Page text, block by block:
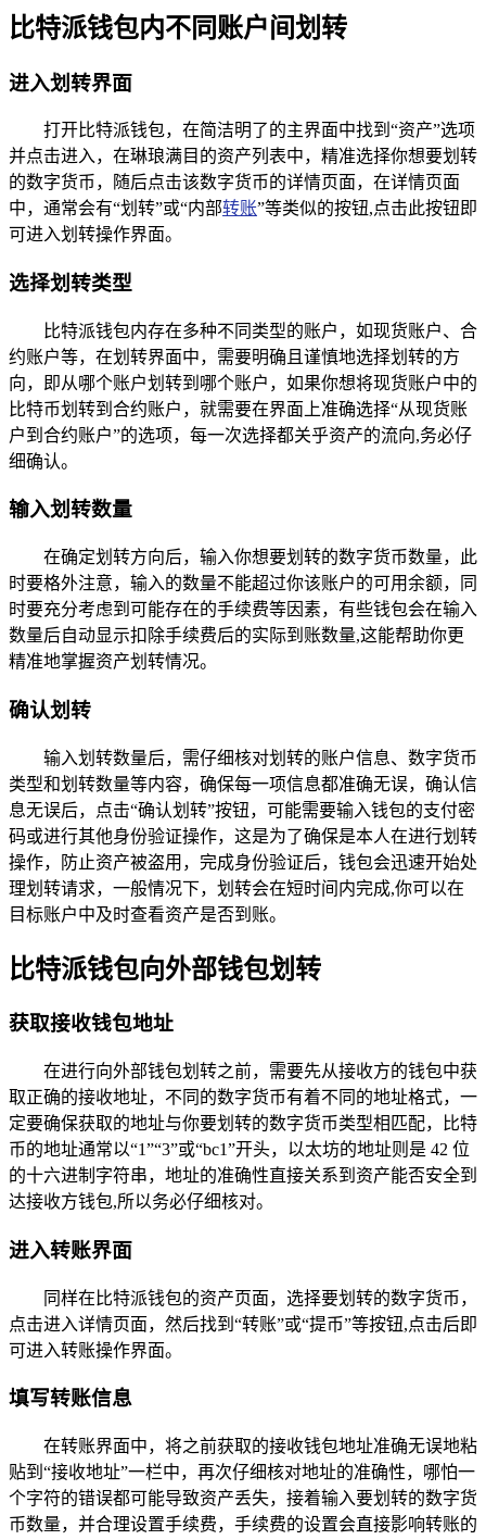
比特派钱包内不同账户间划转
进入划转界面
打开比特派钱包，在简洁明了的主界面中找到“资产”选项
并点击进入，在琳琅满目的资产列表中，精准选择你想要划转
的数字货币，随后点击该数字货币的详情页面，在详情页面
中，通常会有“划转”或“内部转账”等类似的按钮,点击此按钮即
可进入划转操作界面。
选择划转类型
比特派钱包内存在多种不同类型的账户，如现货账户、合
约账户等，在划转界面中，需要明确且谨慎地选择划转的方
向，即从哪个账户划转到哪个账户，如果你想将现货账户中的
比特币划转到合约账户，就需要在界面上准确选择“从现货账
户到合约账户”的选项，每一次选择都关乎资产的流向,务必仔
细确认。
输入划转数量
在确定划转方向后，输入你想要划转的数字货币数量，此
时要格外注意，输入的数量不能超过你该账户的可用余额，同
时要充分考虑到可能存在的手续费等因素，有些钱包会在输入
数量后自动显示扣除手续费后的实际到账数量,这能帮助你更
精准地掌握资产划转情况。
确认划转
输入划转数量后，需仔细核对划转的账户信息、数字货币
类型和划转数量等内容，确保每一项信息都准确无误，确认信
息无误后，点击“确认划转”按钮，可能需要输入钱包的支付密
码或进行其他身份验证操作，这是为了确保是本人在进行划转
操作，防止资产被盗用，完成身份验证后，钱包会迅速开始处
理划转请求，一般情况下，划转会在短时间内完成,你可以在
目标账户中及时查看资产是否到账。
比特派钱包向外部钱包划转
获取接收钱包地址
在进行向外部钱包划转之前，需要先从接收方的钱包中获
取正确的接收地址，不同的数字货币有着不同的地址格式，一
定要确保获取的地址与你要划转的数字货币类型相匹配，比特
币的地址通常以“1”“3”或“bc1”开头，以太坊的地址则是 42 位
的十六进制字符串，地址的准确性直接关系到资产能否安全到
达接收方钱包,所以务必仔细核对。
进入转账界面
同样在比特派钱包的资产页面，选择要划转的数字货币，
点击进入详情页面，然后找到“转账”或“提币”等按钮,点击后即
可进入转账操作界面。
填写转账信息
在转账界面中，将之前获取的接收钱包地址准确无误地粘
贴到“接收地址”一栏中，再次仔细核对地址的准确性，哪怕一
个字符的错误都可能导致资产丢失，接着输入要划转的数字货
币数量，并合理设置手续费，手续费的设置会直接影响转账的